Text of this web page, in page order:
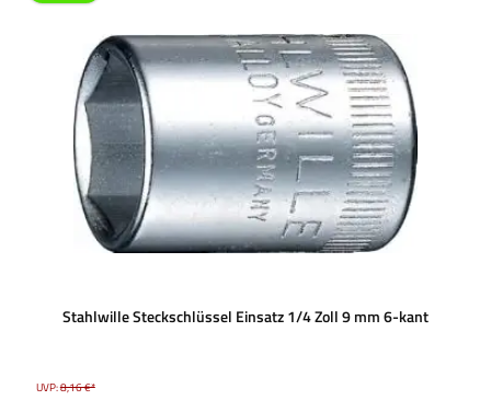
Stahlwille Steckschlüssel Einsatz 1/4 Zoll 9 mm 6-kant
UVP:8,16 €*